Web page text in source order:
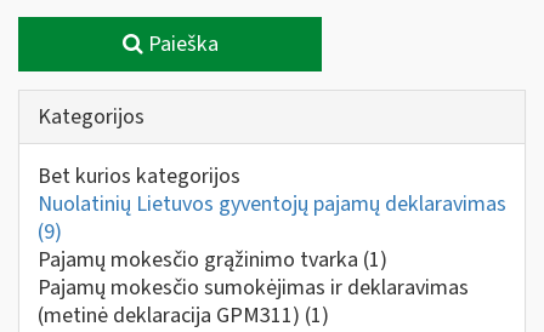
Paieška
Kategorijos
Bet kurios kategorijos
Nuolatinių Lietuvos gyventojų pajamų deklaravimas
(9)
Pajamų mokesčio grąžinimo tvarka (1)
Pajamų mokesčio sumokėjimas ir deklaravimas
(metinė deklaracija GPM311) (1)